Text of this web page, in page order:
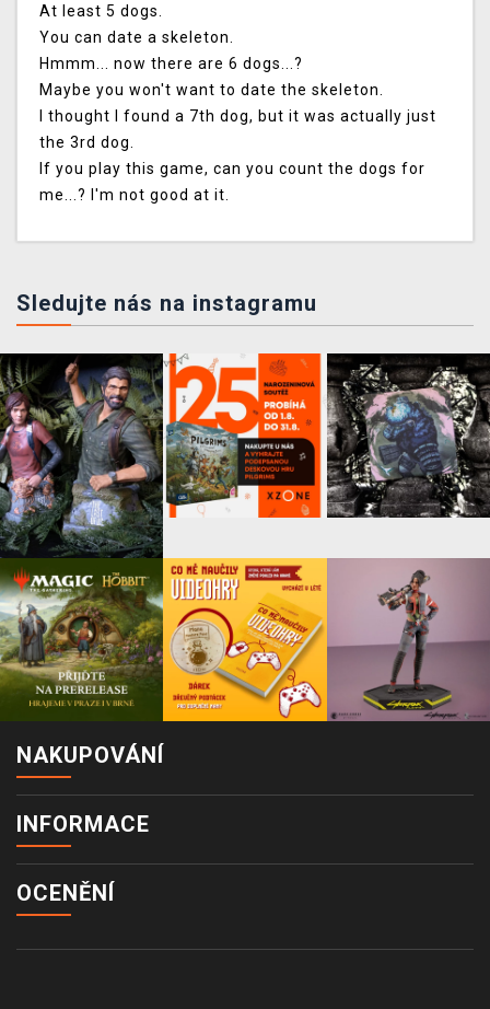
At least 5 dogs.
You can date a skeleton.
Hmmm... now there are 6 dogs...?
Maybe you won't want to date the skeleton.
I thought I found a 7th dog, but it was actually just
the 3rd dog.
If you play this game, can you count the dogs for
me...? I'm not good at it.
Sledujte nás na instagramu
NAKUPOVÁNÍ
INFORMACE
OCENĚNÍ